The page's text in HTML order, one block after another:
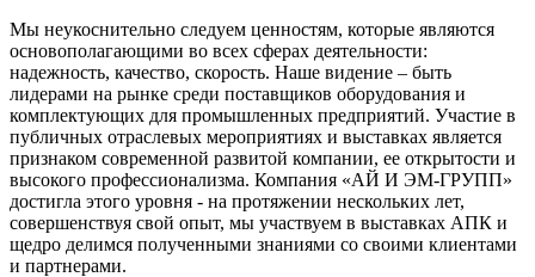
Мы неукоснительно следуем ценностям, которые являются
основополагающими во всех сферах деятельности:
надежность, качество, скорость. Наше видение – быть
лидерами на рынке среди поставщиков оборудования и
комплектующих для промышленных предприятий. Участие в
публичных отраслевых мероприятиях и выставках является
признаком современной развитой компании, ее открытости и
высокого профессионализма. Компания «АЙ И ЭМ-ГРУПП»
достигла этого уровня - на протяжении нескольких лет,
совершенствуя свой опыт, мы участвуем в выставках АПК и
щедро делимся полученными знаниями со своими клиентами
и партнерами.